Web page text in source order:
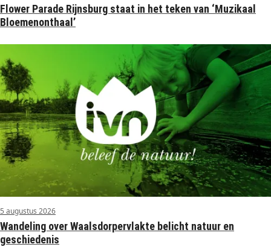
Flower Parade Rijnsburg staat in het teken van ‘Muzikaal
Bloemenonthaal’
5 augustus 2026
Wandeling over Waalsdorpervlakte belicht natuur en
geschiedenis